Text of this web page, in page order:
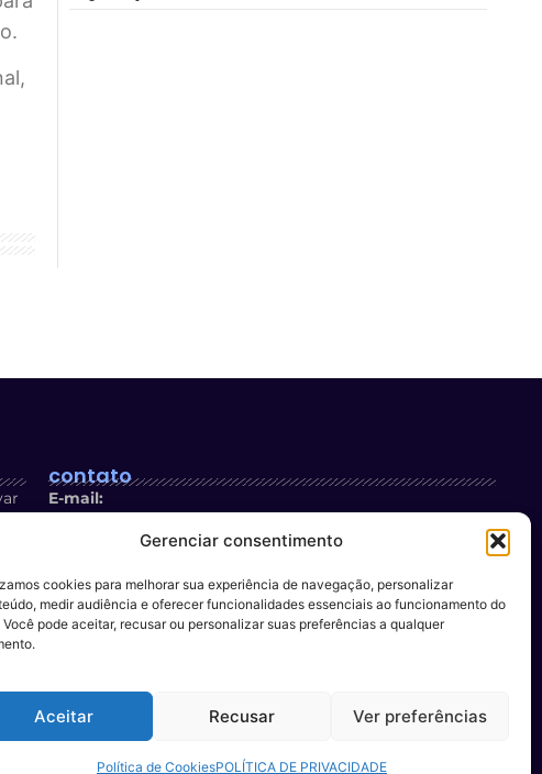
Gerenciar consentimento
cookies para melhorar sua experiência de navegação, personalizar
medir audiência e oferecer funcionalidades essenciais ao funcionamento do
Você pode aceitar, recusar ou personalizar suas preferências a qualquer
Aceitar Recusar Ver preferências
Política de CookiesPOLÍTICA DE PRIVACIDADE
contato
E-mail:
contato@newsespiritosanto.com.br
27 999204119